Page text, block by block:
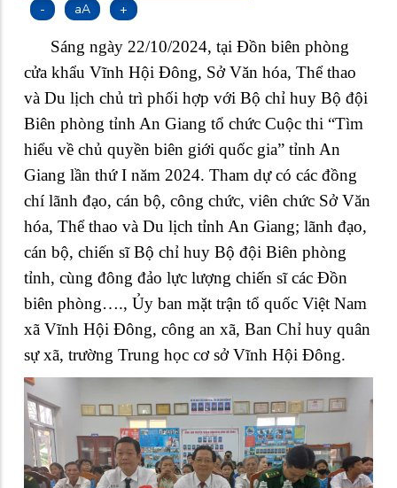
-
aA +
Sáng ngày 22/10/2024, tại Đồn biên phòng
cửa khẩu Vĩnh Hội Đông, Sở Văn hóa, Thể thao
và Du lịch chủ trì phối hợp với Bộ chỉ huy Bộ đội
Biên phòng tỉnh An Giang tổ chức Cuộc thi “Tìm
hiểu về chủ quyền biên giới quốc gia” tỉnh An
Giang lần thứ I năm 2024. Tham dự có các đồng
chí lãnh đạo, cán bộ, công chức, viên chức Sở Văn
hóa, Thể thao và Du lịch tỉnh An Giang; lãnh đạo,
cán bộ, chiến sĩ Bộ chỉ huy Bộ đội Biên phòng
tỉnh, cùng đông đảo lực lượng chiến sĩ các Đồn
biên phòng…., Ủy ban mặt trận tổ quốc Việt Nam
xã Vĩnh Hội Đông, công an xã, Ban Chỉ huy quân
sự xã, trường Trung học cơ sở Vĩnh Hội Đông.